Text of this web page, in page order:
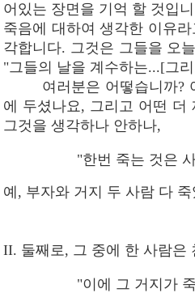
어있는 장면을 기억 할 것입
죽음에 대하여 생각한 이유
각합니다. 그것은 그들을 오
"그들의 날을 계수하는...[그
여러분은 어떻습니까?
에 두셨나요, 그리고 어떤 더
그것을 생각하나 안하나,
"한번 죽는 것은
예, 부자와 거지 두 사람 다
II. 둘째로, 그 중에 한 사람은
"이에 그 거지가